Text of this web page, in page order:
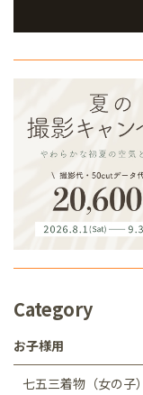
Category
お子様用
七五三着物（女の子）